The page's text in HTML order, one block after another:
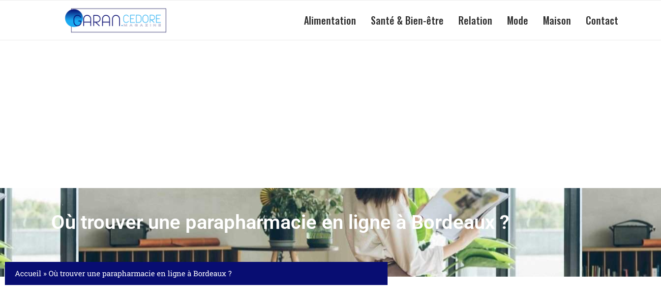
Alimentation Santé & Bien-être Relation Mode Maison Contact
Où trouver une parapharmacie en ligne à Bordeaux ?
Accueil » Où trouver une parapharmacie en ligne à Bordeaux ?